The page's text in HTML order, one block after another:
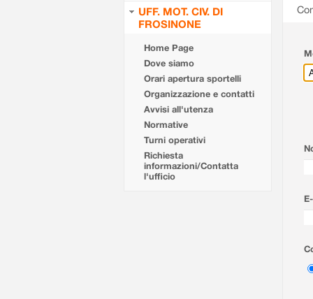
UFF. MOT. CIV. DI
FROSINONE
Home Page
Dove siamo
Orari apertura sportelli
Organizzazione e contatti
Avvisi all'utenza
Normative
Turni operativi
Richiesta
informazioni/Contatta
l'ufficio